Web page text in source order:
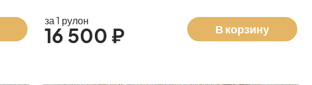
за 1 рулон
16 500 ₽ В корзину